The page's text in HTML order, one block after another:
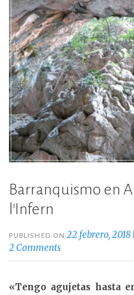
Barranquismo en
l’Infern
PUBLISHED ON22 febrero, 2018
2 Comments
«Tengo agujetas hasta